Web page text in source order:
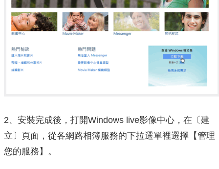
2、安裝完成後，打開Windows live影像中心，在〔建
立〕頁面，從各網路相簿服務的下拉選單裡選擇【管理
您的服務】。